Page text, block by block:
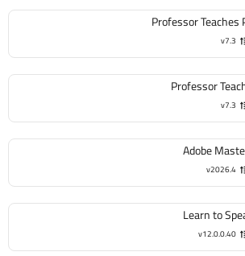
Professor
v7.3
Professor
v7.3
Adobe
v2026.4
Learn to
v12.0.0.40